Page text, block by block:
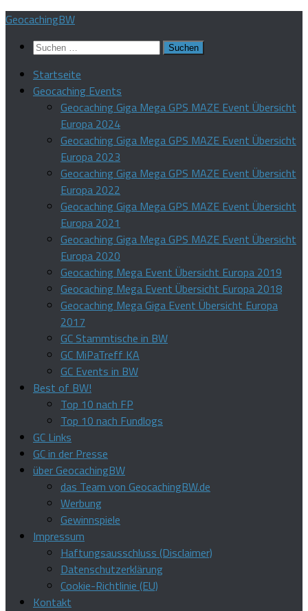
Zum
springen
GeocachingBW
Suchen
Startseite
Geocaching Events
Geocaching Giga Mega GPS MAZE Event Übersicht
Europa 2024
Geocaching Giga Mega GPS MAZE Event Übersicht
Europa 2023
Geocaching Giga Mega GPS MAZE Event Übersicht
Europa 2022
Geocaching Giga Mega GPS MAZE Event Übersicht
Europa 2021
Geocaching Giga Mega GPS MAZE Event Übersicht
Europa 2020
Geocaching Mega Event Übersicht Europa 2019
Geocaching Mega Event Übersicht Europa 2018
Geocaching Mega Giga Event Übersicht Europa
2017
GC Stammtische in BW
GC MiPaTreff KA
GC Events in BW
Best of BW!
Top 10 nach FP
Top 10 nach Fundlogs
GC Links
GC in der Presse
über GeocachingBW
das Team von GeocachingBW.de
Werbung
Gewinnspiele
Impressum
Haftungsausschluss (Disclaimer)
Datenschutzerklärung
Cookie-Richtlinie (EU)
Kontakt